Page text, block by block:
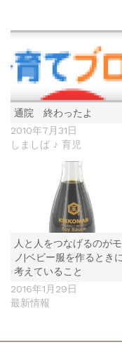
通院 終わったよ
2010年7月31日
しましば ♪ 育児
人と人をつなげるのがモ
ノ|ベビー服を作るときに
考えていること
2016年1月29日
最新情報